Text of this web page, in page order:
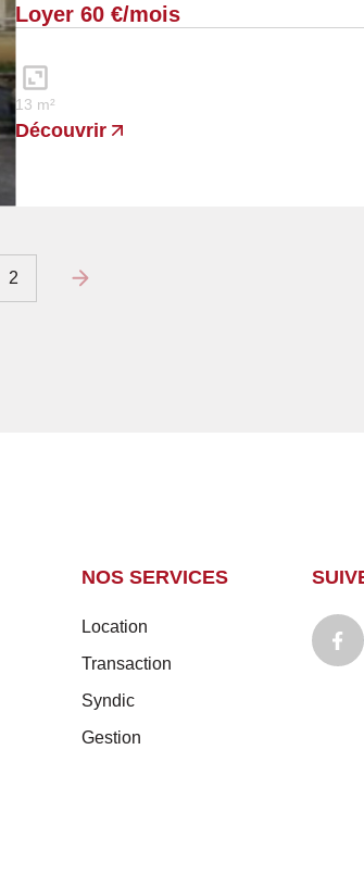
Loyer 60 €/mois
13 m²
Découvrir
2
NOS SERVICES
Location
Transaction
Syndic
Gestion